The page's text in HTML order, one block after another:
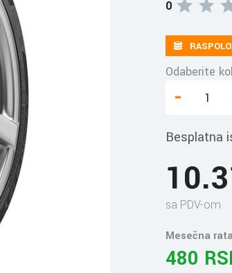
0
Odaberite
-
Besplatna
sa PDV-om
Mesečna
480